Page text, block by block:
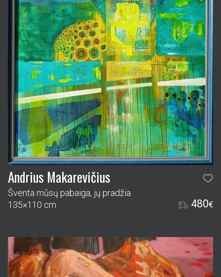
Andrius Makarevičius
Šventa mūsų pabaiga, jų pradžia
135×110 cm
480€